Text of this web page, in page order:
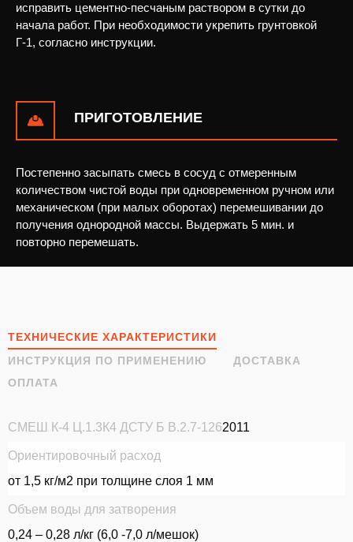
УТОЧНИТЬ ЦЕНУ
наш менеджер свяжется с вами в ближайшее
ОТПРАВИТЬ
исправить цементно-песчаным раствором в сутки до
начала работ. При необходимости укрепить грунтовкой
Г-1, согласно инструкции.
ПРИГОТОВЛЕНИЕ
Постепенно засыпать смесь в сосуд с отмеренным
количеством чистой воды при одновременном ручном или
механическом (при малых оборотах) перемешивании до
получения однородной массы. Выдержать 5 мин. и
повторно перемешать.
ТЕХНИЧЕСКИЕ ХАРАКТЕРИСТИКИ
ИНСТРУКЦИЯ ПО ПРИМЕНЕНИЮ
ДОСТАВКА
ОПЛАТА
СМЕШ К-4 Ц.1.3К4 ДСТУ Б В.2.7-1262011
Ориентировочный расход
от 1,5 кг/м2 при толщине слоя 1 мм
Объем воды для затворения
0,24 – 0,28 л/кг (6,0 -7,0 л/мешок)
ВІДПРАВИТИ ЗАПИТ
Залиште Ваші контактні дані та ми зв'яжемось з Вами
найближчим часом.
ВІДПРАВИТИ